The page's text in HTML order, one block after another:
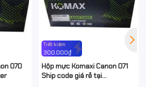
070
Tiết kiệm
300.000₫
Hộp mực Komaxi Canon 071
Ship code giá rẻ tại